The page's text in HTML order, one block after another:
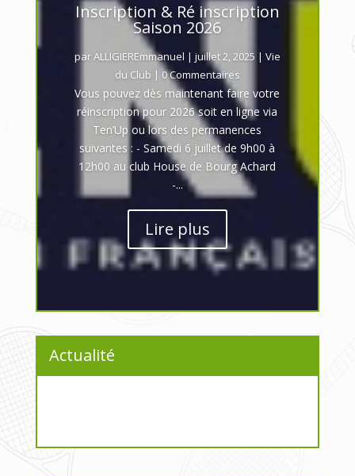
Inscription & Ré inscription
Saison 2026
parALLIGIEREmmanuel | juillet 2, 2025 | Vie
du Club | 0 Commentaires
Vous pouvez dès maintenant faire votre
réinscription pour 2026 soit en ligne via
Ten’Up ou lors des permanences
suivantes : - Samedi 6 juillet de 9h00 à
12h00 au club House de Bourg Achard
-...
Lire plus
Actualité